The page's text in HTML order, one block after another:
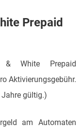
Prepaid
White Prepaid
Aktivierungsgebühr.
gültig.)
am Automaten